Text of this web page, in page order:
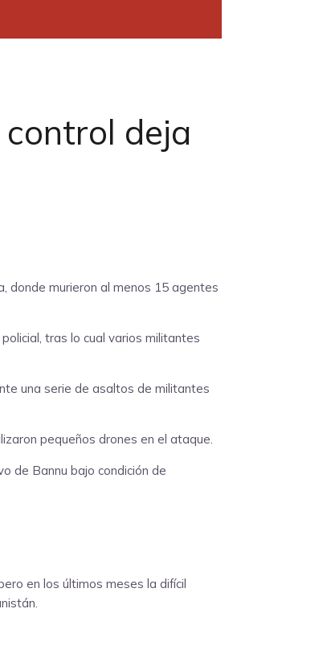
deja
donde murieron al menos 15 agentes
tras lo cual varios militantes
una serie de asaltos de militantes
pequeños drones en el ataque.
de Bannu bajo condición de
en los últimos meses la difícil